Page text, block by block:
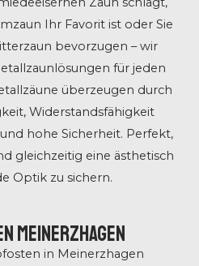
Ihr Favorit ist oder Sie
bevorzugen – wir
für jeden
überzeugen durch
Widerstandsfähigkeit
hohe Sicherheit. Perfekt,
gleichzeitig eine ästhetisch
Optik zu sichern.
Meinerzhagen
in Meinerzhagen